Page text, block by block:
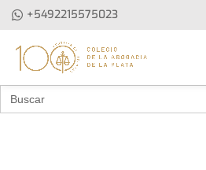
+5492215575023
Buscar: